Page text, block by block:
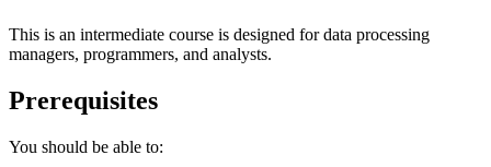
This is an intermediate course is designed for data processing
managers, programmers, and analysts.
Prerequisites
You should be able to: